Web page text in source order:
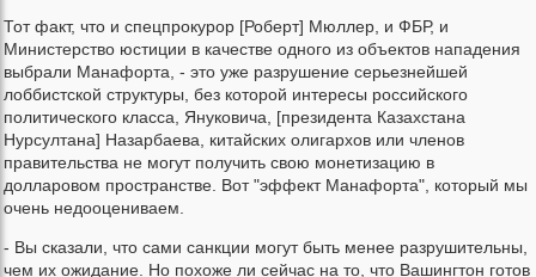
Тот факт, что и спецпрокурор [Роберт] Мюллер, и ФБР, и
Министерство юстиции в качестве одного из объектов нападения
выбрали Манафорта, - это уже разрушение серьезнейшей
лоббистской структуры, без которой интересы российского
политического класса, Януковича, [президента Казахстана
Нурсултана] Назарбаева, китайских олигархов или членов
правительства не могут получить свою монетизацию в
долларовом пространстве. Вот "эффект Манафорта", который мы
очень недооцениваем.
- Вы сказали, что сами санкции могут быть менее разрушительны,
чем их ожидание. Но похоже ли сейчас на то, что Вашингтон готов